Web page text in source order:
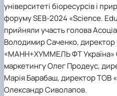
Іноземні
Їдальні та
Центр
Рада
Наукові
Стартап
Методичні
Форми
Патентно-
ЦКНО
садово-
медицина»
Біоетична комісія
Наукові видання
Досліднику
Звіт про
Наукові
Наукові
Пам'ятка
заходів
Порядок
Наука для бізнесу
Каталог
«SEB-2024»
«SEB-2025»
Наглядова
Рада
2020»
Історія
Видатні
Звіт
Пам'яті
Почесні
Вибори
Програма
Доступ до
Державні закупівлі
Офіційна
Антикорупційні
виявлення
Положення
Гендерна радниця
Контактна
університеті біоресурсів і
форумуSEB-2024 «Science.
прийняли участь голова
Володимир Саченко, директор
«МАНН+ХУММЕЛЬ ФТ Україна»
маркетингуОлег Продеус,
Марія Барабаш, директорТОВ
Олександр Сиволапов.